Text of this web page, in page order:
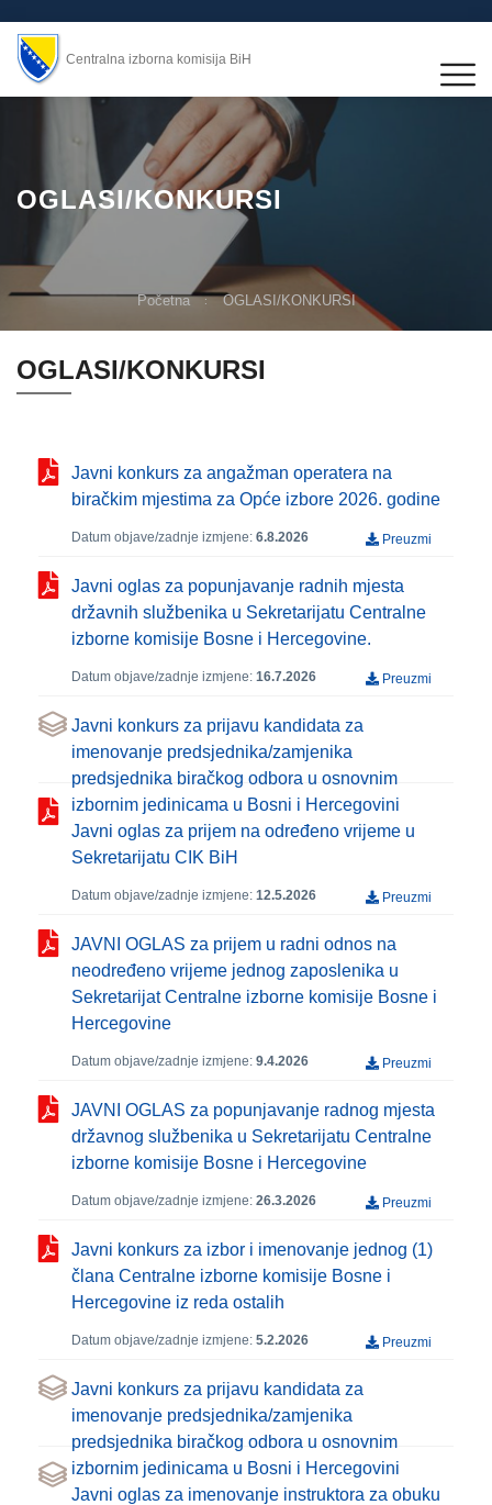
Centralna izborna komisija BiH
OGLASI/KONKURSI
Početna OGLASI/KONKURSI
OGLASI/KONKURSI
Javni konkurs za angažman operatera na
biračkim mjestima za Opće izbore 2026. godine
Datum objave/zadnje izmjene: 6.8.2026 Preuzmi
Javni oglas za popunjavanje radnih mjesta
državnih službenika u Sekretarijatu Centralne
izborne komisije Bosne i Hercegovine.
Datum objave/zadnje izmjene: 16.7.2026 Preuzmi
Javni konkurs za prijavu kandidata za
imenovanje predsjednika/zamjenika
predsjednika biračkog odbora u osnovnim
izbornim jedinicama u Bosni i Hercegovini
Javni oglas za prijem na određeno vrijeme u
Sekretarijatu CIK BiH
Datum objave/zadnje izmjene: 12.5.2026 Preuzmi
JAVNI OGLAS za prijem u radni odnos na
neodređeno vrijeme jednog zaposlenika u
Sekretarijat Centralne izborne komisije Bosne i
Hercegovine
Datum objave/zadnje izmjene: 9.4.2026 Preuzmi
JAVNI OGLAS za popunjavanje radnog mjesta
državnog službenika u Sekretarijatu Centralne
izborne komisije Bosne i Hercegovine
Datum objave/zadnje izmjene: 26.3.2026 Preuzmi
Javni konkurs za izbor i imenovanje jednog (1)
člana Centralne izborne komisije Bosne i
Hercegovine iz reda ostalih
Datum objave/zadnje izmjene: 5.2.2026 Preuzmi
Javni konkurs za prijavu kandidata za
imenovanje predsjednika/zamjenika
predsjednika biračkog odbora u osnovnim
izbornim jedinicama u Bosni i Hercegovini
Javni oglas za imenovanje instruktora za obuku